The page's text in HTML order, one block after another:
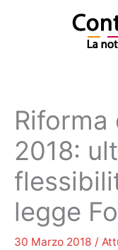
Riforma
2018:
legge
30 Marzo 2018 /